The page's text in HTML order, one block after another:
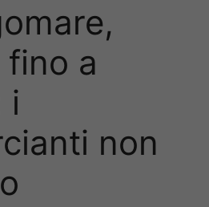
a
i
non